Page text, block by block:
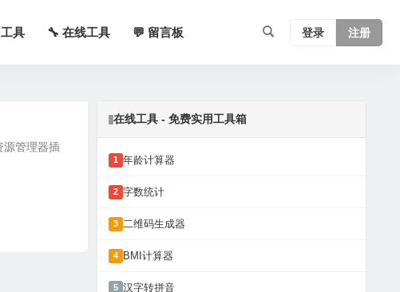
具 🔧 在线工具 💬 留言板 登录 注册
源管理器插
在线工具 - 免费实用工具箱
1 年龄计算器
2 字数统计
3 二维码生成器
4 BMI计算器
5 汉字转拼音